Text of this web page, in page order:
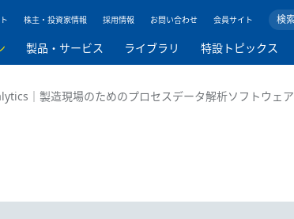
株主・投資家情報 採用情報 お問い合わせ 会員サイト
製品・サービス ライブラリ 特設トピックス
｜製造現場のためのプロセスデータ解析ソフトウェア